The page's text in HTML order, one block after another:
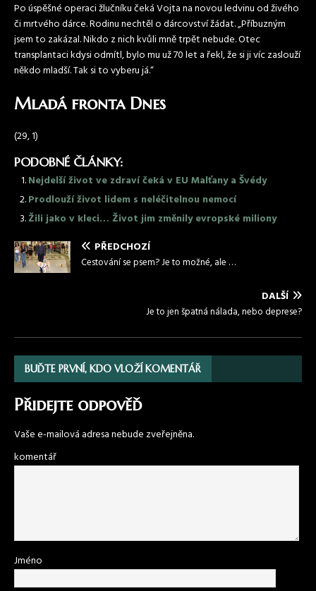
Po úspěšné operaci žlučníku čeká Vojta na novou ledvinu od živého
či mrtvého dárce. Rodinu nechtěl o dárcovství žádat. „Příbuzným
jsem to zakázal. Nikdo z nich kvůli mně trpět nebude. Otec
transplantaci kdysi odmítl, bylo mu už 70 let a řekl, že si ji víc zaslouží
někdo mladší. Tak si to vyberu já.“
Mladá fronta Dnes
(29, 1)
PODOBNÉ ČLÁNKY:
Nejdelší život ve zdraví čeká v EU Malťany a Švédy
Prodlouží život lidem s neléčitelnou nemocí
Žili jako v kleci… Život jim změnily evropské miliony
PŘEDCHOZÍ
Cestování se psem? Je to možné, ale …
DALŠÍ
Je to jen špatná nálada, nebo deprese?
BUĎTE PRVNÍ, KDO VLOŽÍ KOMENTÁŘ
Přidejte odpověď
Vaše e-mailová adresa nebude zveřejněna.
komentář
Jméno